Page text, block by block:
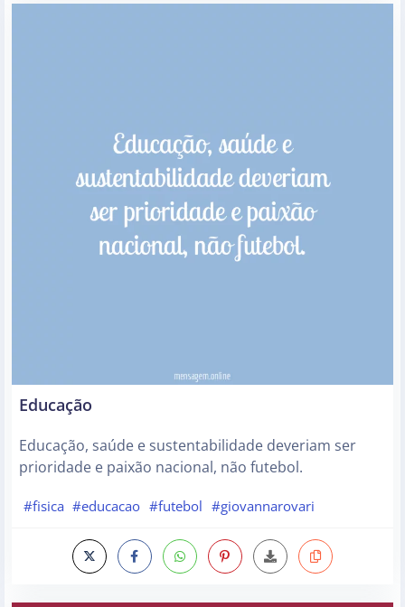
Educação
Educação, saúde e sustentabilidade deveriam ser
prioridade e paixão nacional, não futebol.
#fisica #educacao #futebol #giovannarovari